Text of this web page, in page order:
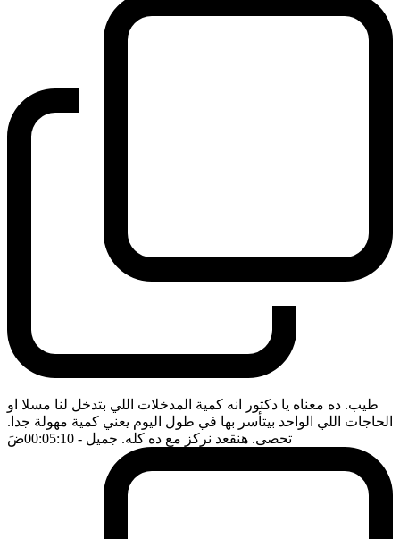
طيب. ده معناه يا دكتور انه كمية المدخلات اللي بتدخل لنا مسلا او
الحاجات اللي الواحد بيتأسر بها في طول اليوم يعني كمية مهولة جدا.
تحصى. هنقعد نركز مع ده كله. جميل - 00:05:10 ضَ